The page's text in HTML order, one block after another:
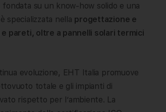
su un know-how solido e una
specializzata nella progettazione e
pareti, oltre a pannelli solari termici
evoluzione, EHT Italia promuove
totale e gli impianti di
rispetto per l’ambiente. La